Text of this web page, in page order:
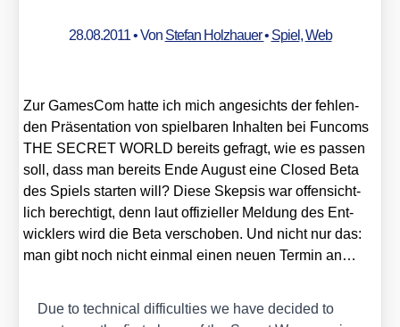
28.08.2011• Von Stefan Holzhauer• Spiel,Web
Zur Games­Com hat­te ich mich ange­sichts der feh­len­
den Prä­sen­ta­ti­on von spiel­ba­ren Inhal­ten bei Fun­coms
THE SECRET WORLD bereits gefragt, wie es pas­sen
soll, dass man bereits Ende August eine Clo­sed Beta
des Spiels star­ten will? Die­se Skep­sis war offen­sicht­
lich berech­tigt, denn laut offi­zi­el­ler Mel­dung des Ent­
wick­lers wird die Beta ver­scho­ben. Und nicht nur das:
man gibt noch nicht ein­mal einen neu­en Ter­min an…
Due to tech­ni­cal dif­fi­cul­ties we have deci­ded to